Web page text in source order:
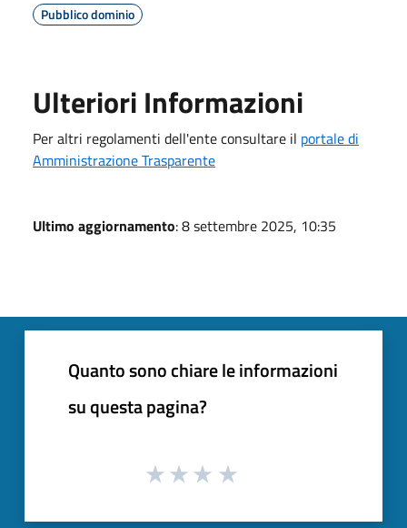
Pubblico dominio
Ulteriori Informazioni
Per altri regolamenti dell'ente consultare il portale di
Amministrazione Trasparente
Ultimo aggiornamento: 8 settembre 2025, 10:35
Quanto sono chiare le informazioni
su questa pagina?